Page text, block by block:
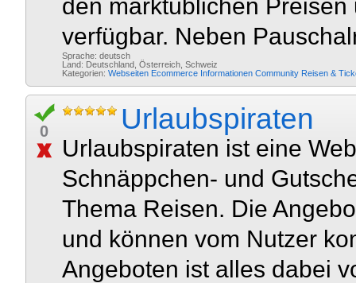
den marktüblichen
verfügbar. Neben
Sprache: deutsch
Land: Deutschland, Österreich, Schweiz
Kategorien: Webseiten Ecommerce Informationen Community Reisen &
0 Urlaubspiraten
Urlaubspiraten ist eine
Schnäppchen- und
Thema Reisen. Die
und können vom Nutzer
Angeboten ist alles dabei